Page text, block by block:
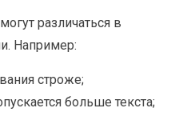
различаться в
Например:
строже;
больше текста;